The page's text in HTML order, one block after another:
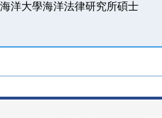
洋大學海洋法律研究所碩士